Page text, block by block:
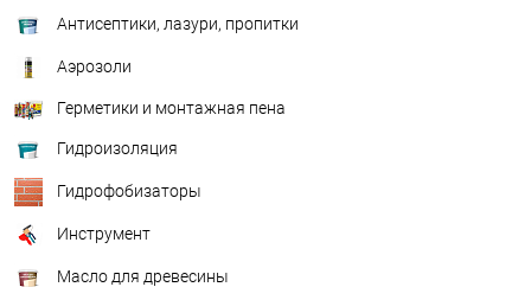
Антисептики, лазури, пропитки
Аэрозоли
Герметики и монтажная пена
Гидроизоляция
Гидрофобизаторы
Инструмент
Масло для древесины